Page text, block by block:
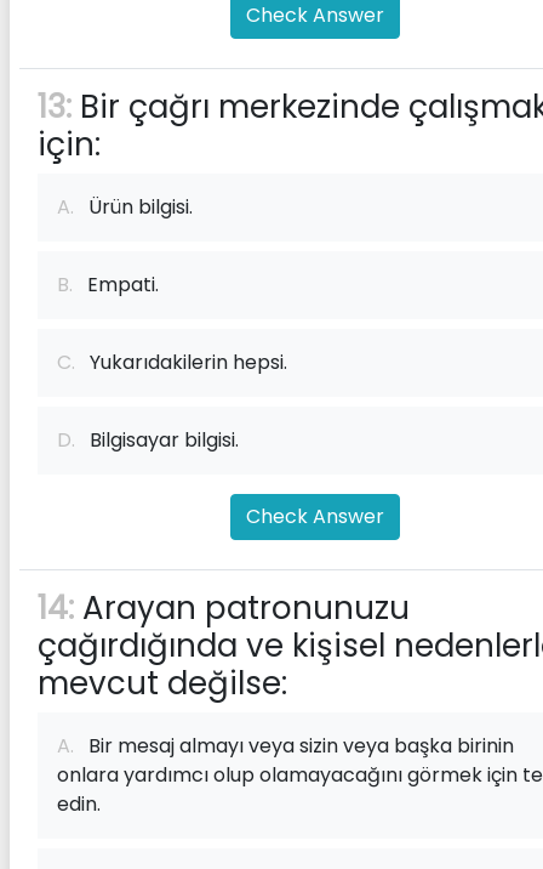
Check Answer
13: Bir çağrı merkezinde
için:
A. Ürün bilgisi.
B. Empati.
C. Yukarıdakilerin hepsi.
D. Bilgisayar bilgisi.
Check Answer
14: Arayan patronunuzu
çağırdığında ve kişisel
mevcut değilse:
A. Bir mesaj almayı veya sizin veya başka birinin
onlara yardımcı olup olamayacağını görmek için
edin.